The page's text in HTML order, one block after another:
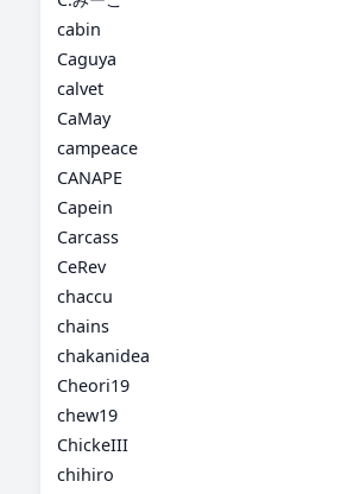
cabin
Caguya
calvet
CaMay
campeace
CANAPE
Capein
Carcass
CeRev
chaccu
chains
chakanidea
Cheori19
chew19
ChickeIII
chihiro